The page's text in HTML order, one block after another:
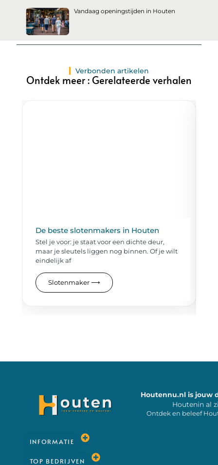
Vandaag openingstijden in Houten
Verbonden artikelen
Ontdek meer : Gerelateerde verhalen
De beste slotenmakers in Houten
Stel je voor: je staat voor een dichte deur,
maar je sleutels liggen nog binnen. Of je wilt
eindelijk af
Slotenmaker⟶
Houtennu.nl is jouw
Houtenin al
Ontdek en beleef
INFORMATIE
TOP BEDRIJVEN